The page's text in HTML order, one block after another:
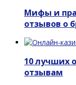
Мифы и
отзывов о
10 лучших
отзывам